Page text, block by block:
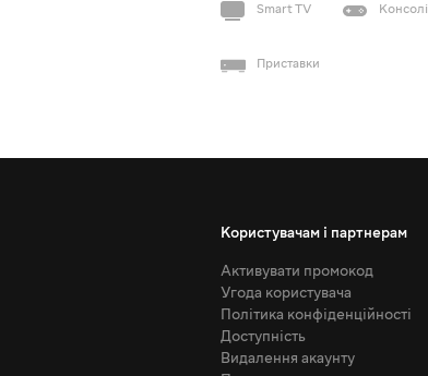
Smart TV Консолі
Приставки
Користувачам і партнерам
Активувати промокод
Угода користувача
Політика конфіденційності
Доступність
Видалення акаунту